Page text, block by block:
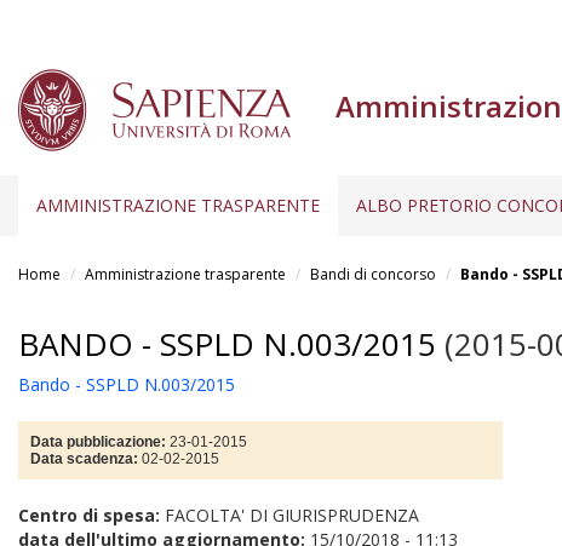
AMMINISTRAZIONE TRASPARENTE ALBO PRETORIO
Home Amministrazione trasparente Bandi di concorso Bando -
BANDO - SSPLD N.003/2015 (2015-
Bando - SSPLD N.003/2015
Data pubblicazione: 23-01-2015
Data scadenza: 02-02-2015
Centro di spesa: FACOLTA' DI GIURISPRUDENZA
data dell'ultimo aggiornamento: 15/10/2018 - 11:13